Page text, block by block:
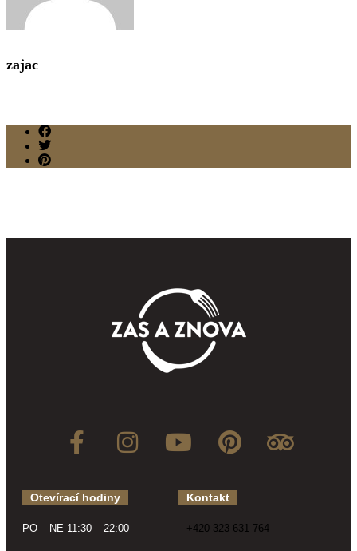
zajac
Otevírací hodiny
PO – NE 11:30 – 22:00
Kontakt
+420 323 631 764